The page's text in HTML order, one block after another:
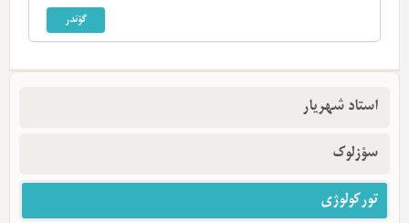
استاد شهریار
سؤزلوک
تورکولوژی